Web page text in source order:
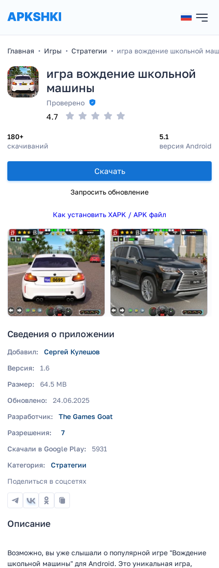
Главная Игры Стратегии игра вождение школьной
игра вождение школьной
машины
Проверено
180+
скачиваний
5.1
версия Android
4.7
Скачать
Запросить обновление
Как установить XAPK / APK файл
Сведения о приложении
Добавил:
Сергей Кулешов
Версия:
1.6
Размер:
64.5 MB
Обновлено:
24.06.2025
Разработчик:
The Games Goat
Разрешения:
7
Скачали в Google Play:
5931
Категория:
Стратегии
Поделиться в соцсетях
Описание
Возможно, вы уже слышали о популярной игре "Вождение
школьной машины" для Android. Это уникальная игра,